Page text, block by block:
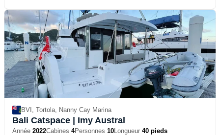
BVI, Tortola, Nanny Cay Marina
Bali Catspace | Imy Austral
Année 2022Cabines 4Personnes 10Longueur 40 pieds